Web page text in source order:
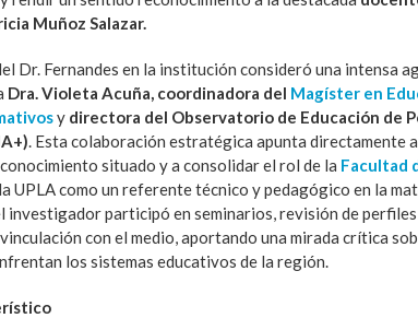
Muñoz Salazar.
Dr. Fernandes en la institución consideró una intensa
Dra. Violeta Acuña, coordinadora del Magíster en
y directora del Observatorio de Educación de
. Esta colaboración estratégica apunta directamente
situado y a consolidar el rol de la Facultad
UPLA como un referente técnico y pedagógico en la
investigador participó en seminarios, revisión de
con el medio, aportando una mirada crítica
los sistemas educativos de la región.